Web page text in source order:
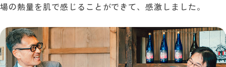
場の熱量を肌で感じることができて、感激しました。